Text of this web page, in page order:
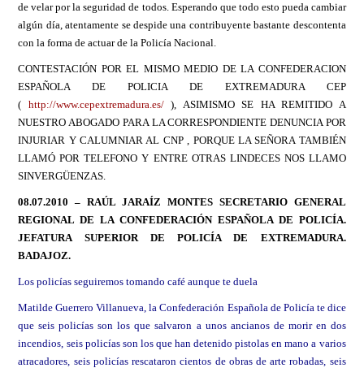
de velar por la seguridad de todos. Esperando que todo esto pueda cambiar
algún día, atentamente se despide una contribuyente bastante descontenta
con la forma de actuar de la Policía Nacional.
CONTESTACIÓN POR EL MISMO MEDIO DE LA CONFEDERACION
ESPAÑOLA DE POLICIA DE EXTREMADURA CEP
( http://www.cepextremadura.es/), ASIMISMO SE HA REMITIDO A
NUESTRO ABOGADO PARA LA CORRESPONDIENTE DENUNCIA POR
INJURIAR Y CALUMNIAR AL CNP , PORQUE LA SEÑORA TAMBIÉN
LLAMÓ POR TELEFONO Y ENTRE OTRAS LINDECES NOS LLAMO
SINVERGÜENZAS.
08.07.2010 – RAÚL JARAÍZ MONTES SECRETARIO GENERAL
REGIONAL DE LA CONFEDERACIÓN ESPAÑOLA DE POLICÍA.
JEFATURA SUPERIOR DE POLICÍA DE EXTREMADURA.
BADAJOZ.
Los policías seguiremos tomando café aunque te duela
Matilde Guerrero Villanueva, la Confederación Española de Policía te dice
que seis policías son los que salvaron a unos ancianos de morir en dos
incendios, seis policías son los que han detenido pistolas en mano a varios
atracadores, seis policías rescataron cientos de obras de arte robadas, seis